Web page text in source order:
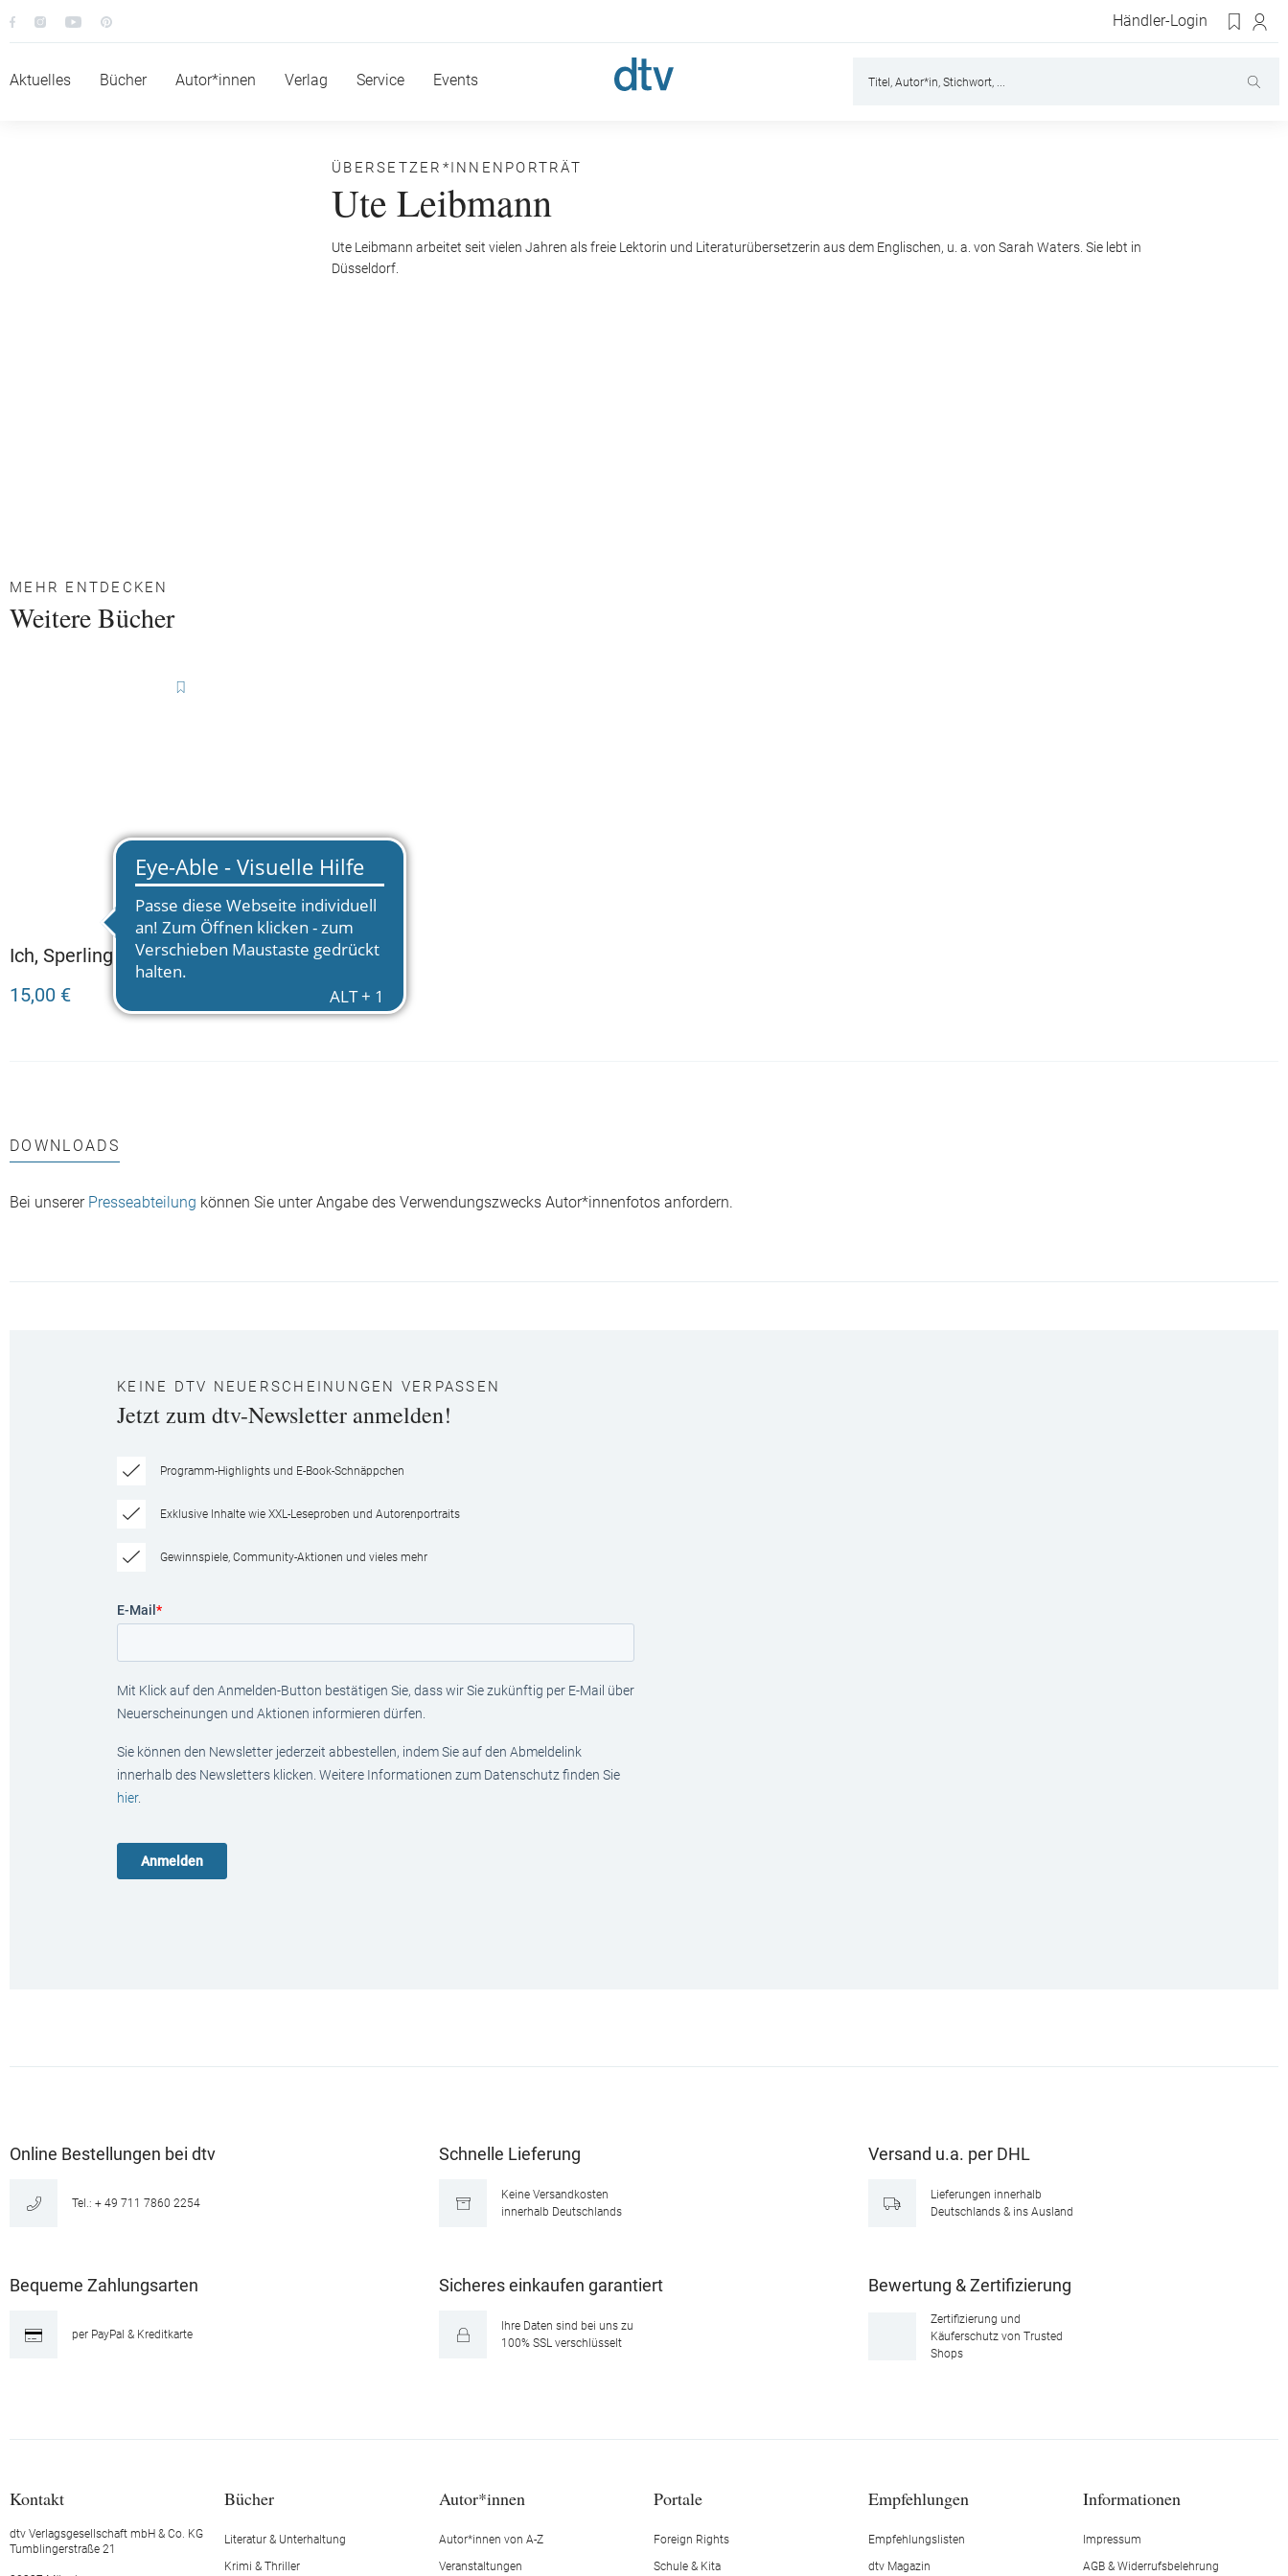
Händler-Login
Aktuelles Bücher Autor*innen Verlag Service Events
ÜBERSETZER*INNENPORTRÄT
Ute Leibmann
Ute Leibmann arbeitet seit vielen Jahren als freie Lektorin und Literaturübersetzerin aus dem Englischen, u. a. von Sarah Waters. Sie lebt in
Düsseldorf.
MEHR ENTDECKEN
Weitere Bücher
Ich, Sperling
15,00 €
DOWNLOADS
Bei unserer Presseabteilung können Sie unter Angabe des Verwendungszwecks Autor*innenfotos anfordern.
KEINE DTV NEUERSCHEINUNGEN VERPASSEN
Jetzt zum dtv-Newsletter anmelden!
Programm-Highlights und E-Book-Schnäppchen
Exklusive Inhalte wie XXL-Leseproben und Autorenportraits
Gewinnspiele, Community-Aktionen und vieles mehr
E-Mail *
Mit Klick auf den Anmelden-Button bestätigen Sie, dass wir Sie zukünftig per E-Mail über
Neuerscheinungen und Aktionen informieren dürfen.
Sie können den Newsletter jederzeit abbestellen, indem Sie auf den Abmeldelink
innerhalb des Newsletters klicken. Weitere Informationen zum Datenschutz finden Sie
hier.
Online Bestellungen bei dtv
Tel.: + 49 711 7860 2254
Schnelle Lieferung
Keine Versandkosten
innerhalb Deutschlands
Versand u.a. per DHL
Lieferungen innerhalb
Deutschlands & ins Ausland
Bequeme Zahlungsarten
per PayPal & Kreditkarte
Sicheres einkaufen garantiert
Ihre Daten sind bei uns zu
100% SSL verschlüsselt
Bewertung & Zertifizierung
Zertifizierung und
Käuferschutz von Trusted
Shops
Kontakt
dtv Verlagsgesellschaft mbH & Co. KG
Tumblingerstraße 21
Bücher
Literatur & Unterhaltung
Krimi & Thriller
Autor*innen
Autor*innen von A-Z
Veranstaltungen
Portale
Foreign Rights
Schule & Kita
Empfehlungen
Empfehlungslisten
dtv Magazin
Informationen
Impressum
AGB & Widerrufsbelehrung